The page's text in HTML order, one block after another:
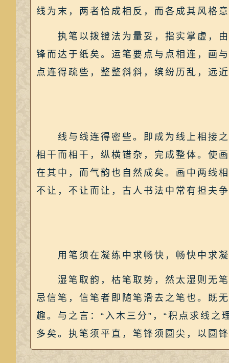
线为末，两者恰成相反，而各成其风格
执笔以拨镫法为量妥，指实掌虚，由
锋而达于纸矣。运笔要点与点相连，画
点连得疏些，整整斜斜，缤纷历乱，远
线与线连得密些。即成为线上相接之
相干而相干，纵横错杂，完成整体。使
在其中，而气韵也自然成矣。画中两线
不让，不让而让，古人书法中常有担夫
用笔须在凝练中求畅快，畅快中求凝
湿笔取韵，枯笔取势，然太湿则无笔
忌信笔，信笔者即随笔滑去之笔也。既
趣。与之言：“入木三分”，“积点求线
多矣。执笔须平直，笔锋须圆尖，以圆